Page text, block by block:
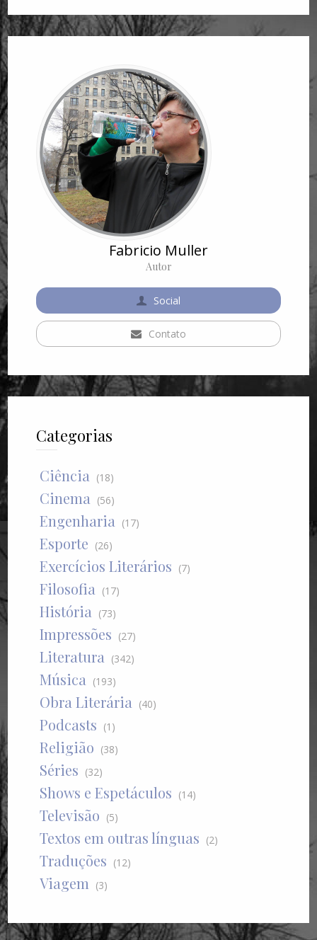
Fabricio Muller
Autor
Social
Contato
Categorias
Ciência (18)
Cinema (56)
Engenharia (17)
Esporte (26)
Exercícios Literários (7)
Filosofia (17)
História (73)
Impressões (27)
Literatura (342)
Música (193)
Obra Literária (40)
Podcasts (1)
Religião (38)
Séries (32)
Shows e Espetáculos (14)
Televisão (5)
Textos em outras línguas (2)
Traduções (12)
Viagem (3)